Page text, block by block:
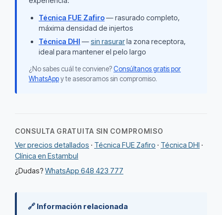
Técnica FUE Zafiro— rasurado completo,
máxima densidad de injertos
Técnica DHI —sin rasurarla zona receptora,
ideal para mantener el pelo largo
¿No sabes cuál te conviene?Consúltanos gratis por
WhatsAppy te asesoramos sin compromiso.
CONSULTA GRATUITA SIN COMPROMISO
Ver precios detallados · Técnica FUE Zafiro · Técnica DHI ·
Clínica en Estambul
¿Dudas? WhatsApp 648 423 777
🔗 Información relacionada